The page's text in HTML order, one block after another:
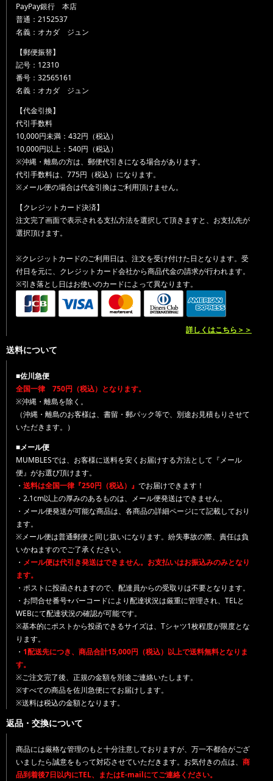
PayPay銀行 本店
普通：2152537
名義：オカダ ジュン
【郵便振替】
記号：12310
番号：32565161
名義：オカダ ジュン
【代金引換】
代引手数料
10,000円未満：432円（税込）
10,000円以上：540円（税込）
※沖縄・離島の方は、郵便代引きになる場合があります。
代引手数料は、775円（税込）になります。
※メール便の場合は代金引換はご利用頂けません。
【クレジットカード決済】
注文完了画面で表示される支払方法を選択して頂きますと、お支払先が
選択頂けます。
※クレジットカードのご利用日は、注文を受け付けた日となります。受
付日を元に、クレジットカード会社から商品代金の請求が行われます。
※引き落とし日はお使いのカードによって異なります。
詳しくはこちら＞＞
送料について
■佐川急便
全国一律 750円（税込）となります。
※沖縄・離島を除く。
（沖縄・離島のお客様は、書留・郵パック等で、別途お見積もりさせて
いただきます。）
■メール便
MUMBLESでは、お客様に送料を安くお届けする方法として『メール
便』がお選び頂けます。
・ 送料は全国一律『250円（税込）』 でお届けできます！
・2.1cm以上の厚みのあるものは、メール便発送はできません。
・メール便発送が可能な商品は、各商品の詳細ページにて記載しており
ます。
※メール便は普通郵便と同じ扱いになります。紛失事故の際、責任は負
いかねますのでご了承ください。
・ メール便は代引き発送はできません。お支払いはお振込みのみとなり
ます。
・ポストに投函されますので、配達員からの受取りは不要となります。
・お問合せ番号+バーコードにより配達状況は厳重に管理され、TELと
WEBにて配達状況の確認が可能です。
※基本的にポストから投函できるサイズは、Tシャツ1枚程度が限度とな
ります。
・ 1配送先につき、商品合計15,000円（税込）以上で送料無料となりま
す。
※ご注文完了後、正規の金額を別途ご連絡いたします。
※すべての商品を佐川急便にてお届けします。
※送料は税込の金額となります。
返品・交換について
商品には厳格な管理のもと十分注意しておりますが、万一不都合がござ
いましたら誠意をもって対応させていただきます。お気付きの点は、 商
品到着後7日以内にTEL、またはE-mailにてご連絡ください。